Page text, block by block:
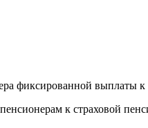
фиксированной
к страховой